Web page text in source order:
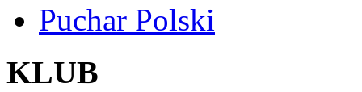
Puchar Polski
KLUB